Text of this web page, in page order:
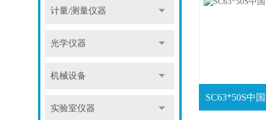
计量/测量仪器
光学仪器
机械设备
实验室仪器